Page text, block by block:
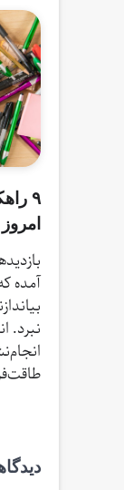
۹
امروز
آمده
نبرد.